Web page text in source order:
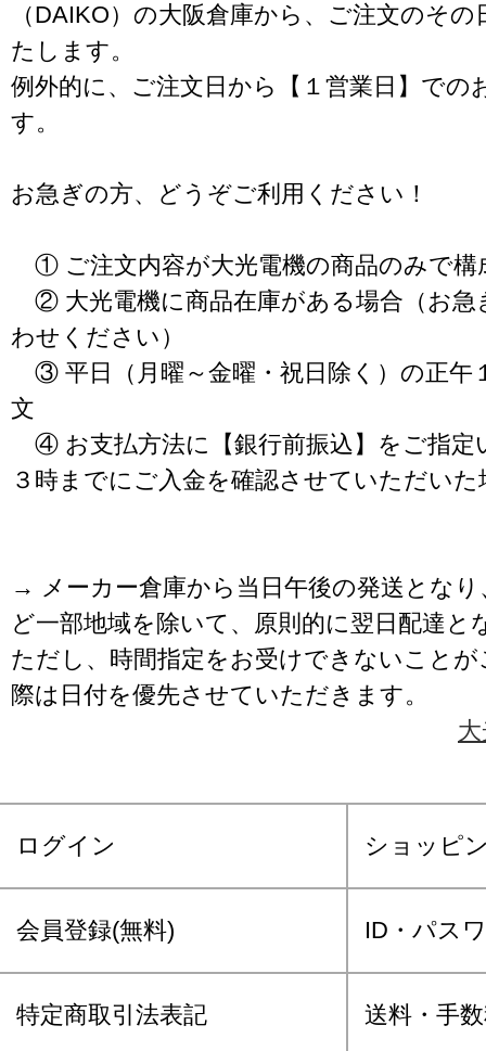
（DAIKO）の大阪倉庫から、ご注文のそ
たします。
例外的に、ご注文日から【１営業日】での
す。
お急ぎの方、どうぞご利用ください！
① ご注文内容が大光電機の商品のみで構
② 大光電機に商品在庫がある場合（お急
わせください）
③ 平日（月曜～金曜・祝日除く）の正午
文
④ お支払方法に【銀行前振込】をご指定
３時までにご入金を確認させていただいた
→ メーカー倉庫から当日午後の発送となり
ど一部地域を除いて、原則的に翌日配達と
ただし、時間指定をお受けできないこと
際は日付を優先させていただきます。
ログイン ショッピ
会員登録(無料) ID・パス
特定商取引法表記 送料・手